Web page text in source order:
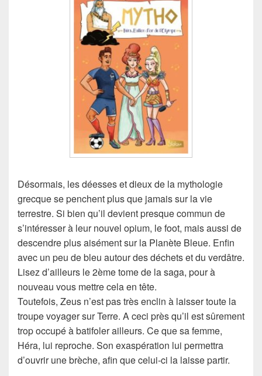
Désormais, les déesses et dieux de la mythologie
grecque se penchent plus que jamais sur la vie
terrestre. Si bien qu’il devient presque commun de
s’intéresser à leur nouvel opium, le foot, mais aussi de
descendre plus aisément sur la Planète Bleue. Enfin
avec un peu de bleu autour des déchets et du verdâtre.
Lisez d’ailleurs le 2ème tome de la saga, pour à
nouveau vous mettre cela en tête.
Toutefois, Zeus n’est pas très enclin à laisser toute la
troupe voyager sur Terre. A ceci près qu’il est sûrement
trop occupé à batifoler ailleurs. Ce que sa femme,
Héra, lui reproche. Son exaspération lui permettra
d’ouvrir une brèche, afin que celui-ci la laisse partir.